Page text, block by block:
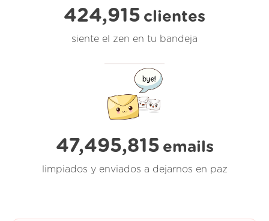
424,915 clientes
siente el zen en tu bandeja
47,495,815 emails
limpiados y enviados a dejarnos en paz